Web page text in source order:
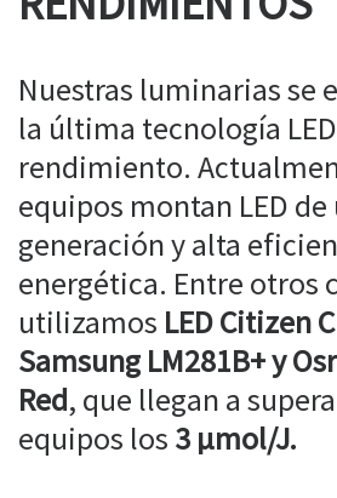
Nuestras luminarias se
la última tecnología
rendimiento.
equipos montan LED
generación y alta
energética. Entre otros
utilizamos LED Citizen
Samsung LM281B+ y
Red, que llegan a
equipos los 3 µmol/J.